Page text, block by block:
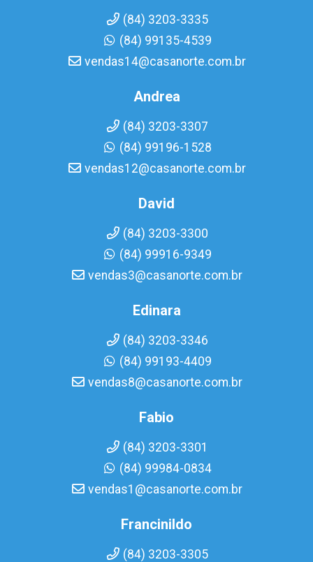
(84) 3203-3335
(84) 99135-4539
vendas14@casanorte.com.br
Andrea
(84) 3203-3307
(84) 99196-1528
vendas12@casanorte.com.br
David
(84) 3203-3300
(84) 99916-9349
vendas3@casanorte.com.br
Edinara
(84) 3203-3346
(84) 99193-4409
vendas8@casanorte.com.br
Fabio
(84) 3203-3301
(84) 99984-0834
vendas1@casanorte.com.br
Francinildo
(84) 3203-3305